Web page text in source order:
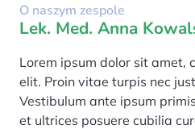
O naszym zespole
Lek. Med. Anna
Lorem ipsum dolor sit amet,
elit. Proin vitae turpis nec
Vestibulum ante ipsum
et ultrices posuere cubilia